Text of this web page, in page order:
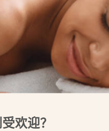
欢迎？